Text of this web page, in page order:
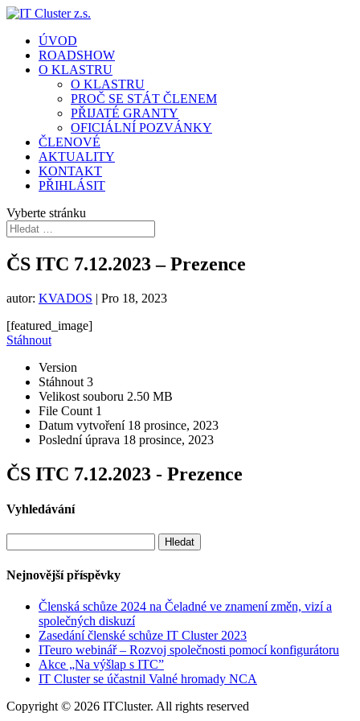
ÚVOD
ROADSHOW
O KLASTRU
O KLASTRU
PROČ SE STÁT ČLENEM
PŘIJATÉ GRANTY
OFICIÁLNÍ POZVÁNKY
ČLENOVÉ
AKTUALITY
KONTAKT
PŘIHLÁSIT
Vyberte stránku
ČS ITC 7.12.2023 – Prezence
autor: KVADOS | Pro 18, 2023
[featured_image]
Stáhnout
Version
Stáhnout 3
Velikost souboru 2.50 MB
File Count 1
Datum vytvoření 18 prosince, 2023
Poslední úprava 18 prosince, 2023
ČS ITC 7.12.2023 - Prezence
Vyhledávání
Nejnovější příspěvky
Členská schůze 2024 na Čeladné ve znamení změn, vizí a
společných diskuzí
Zasedání členské schůze IT Cluster 2023
ITeuro webinář – Rozvoj společnosti pomocí konfigurátoru
Akce „Na výšlap s ITC”
IT Cluster se účastnil Valné hromady NCA
Copyright © 2026 ITCluster. All rights reserved